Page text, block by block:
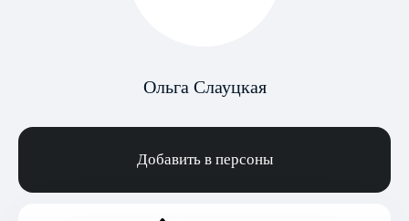
Ольга Слауцкая
Добавить в персоны